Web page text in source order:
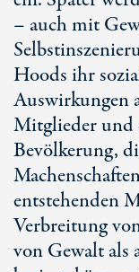
– auch mit
Hoods ihr
Auswirkungen
Mitglieder und
Bevölkerung,
entstehenden
Verbreitung
von Gewalt als